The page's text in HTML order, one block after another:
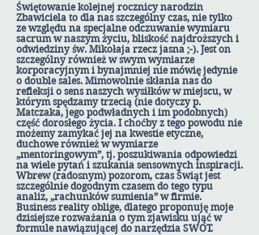
Świętowanie kolejnej rocznicy narodzin
Zbawiciela to dla nas szczególny czas, nie tylko
ze względu na specjalne odczuwanie wymiaru
sacrum w naszym życiu, bliskość najdroższych i
odwiedziny św. Mikołaja rzecz jasna ;-). Jest on
szczególny również w swym wymiarze
korporacyjnym i bynajmniej nie mówię jedynie
o double sales. Mimowolnie skłania nas do
refleksji o sens naszych wysiłków w miejscu, w
którym spędzamy trzecią (nie dotyczy p.
Matczaka, jego podwładnych i im podobnych)
część dorosłego życia. I choćby z tego powodu nie
możemy zamykać jej na kwestie etyczne,
duchowe również w wymiarze
„mentoringowym”, tj. poszukiwania odpowiedzi
na wiele pytań i szukania sensownych inspiracji.
Wbrew (radosnym) pozorom, czas Świąt jest
szczególnie dogodnym czasem do tego typu
analiz, „rachunków sumienia” w firmie.
Business reality oblige, dlatego proponuję moje
dzisiejsze rozważania o tym zjawisku ująć w
formule nawiązującej do narzędzia SWOT.